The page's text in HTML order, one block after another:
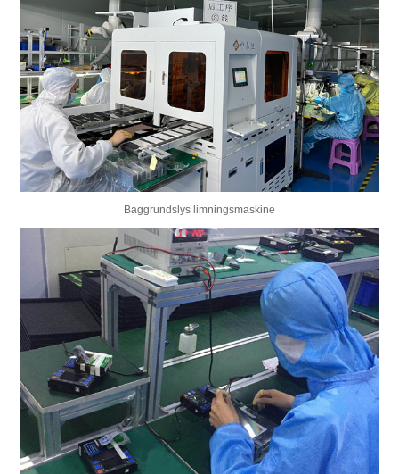
Baggrundslys limningsmaskine